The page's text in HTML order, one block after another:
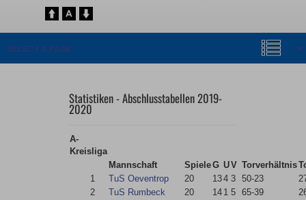
Statistiken - Abschlusstabellen 2019-
2020
A-
Kreisliga
Mannschaft
SpieleG UV Torverhältnis
1
TuS Oeventrop 20 134 3 50-23
2
TuS Rumbeck 20 14 1 5 65-39